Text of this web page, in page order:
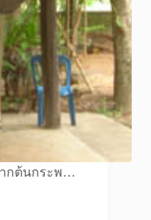
ากต้นกระพ…